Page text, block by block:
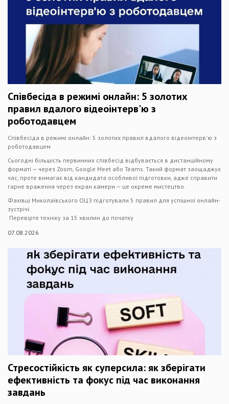
Співбесіда в режимі онлайн: 5 золотих
правил вдалого відеоінтерв'ю з
роботодавцем
Співбесіда в режимі онлайн: 5 золотих правил вдалого відеоінтерв'ю з
роботодавцем
Сьогодні більшість первинних співбесід відбувається в дистанційному
форматі — через Zoom, Google Meet або Teams. Такий формат заощаджує
час, проте вимагає від кандидата особливої підготовки, адже справити
гарне враження через екран камери — це окреме мистецтво.
Фахівці Миколаївського ОЦЗ підготували 5 правил для успішної онлайн-
зустрічі:
Перевірте техніку за 15 хвилин до початку
07.08.2026
Стресостійкість як суперсила: як зберігати
ефективність та фокус під час виконання
завдань